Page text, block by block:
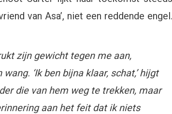
van Asa’, niet een reddende engel.
zijn gewicht tegen me aan,
‘Ik ben bijna klaar, schat,’ hijgt
die van hem weg te trekken, maar
aan het feit dat ik niets